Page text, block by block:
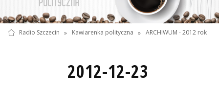
Radio Szczecin » Kawiarenka polityczna » ARCHIWUM - 2012 rok
2012-12-23